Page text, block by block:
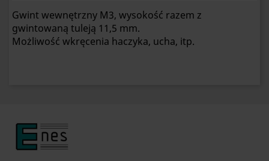
Gwint wewnętrzny M3, wysokość razem z
gwintowaną tuleją 11,5 mm.
Możliwość wkręcenia haczyka, ucha, itp.